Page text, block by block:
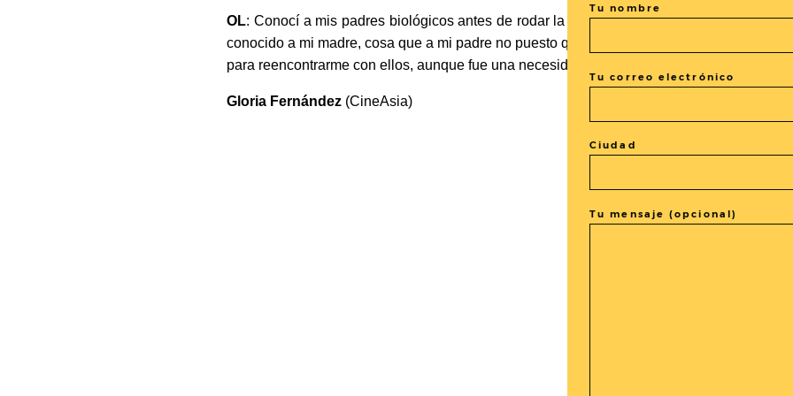
OL: Conocí a mis padres biológicos antes de rodar la película… de hecho es una larga,
conocido a mi madre, cosa que a mi padre no puesto que emigró a los EEUU, así que
para reencontrarme con ellos, aunque fue una necesidad vital hacerla.
Gloria Fernández (CineAsia)
Tu nombre
Tu correo electrónico
Ciudad
Tu mensaje (opcional)